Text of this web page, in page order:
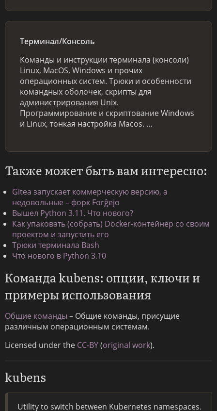
Терминал/Консоль
Команды и инструкции терминала (консоли)
Linux, MacOS, Windows и прочих
операционных систем. Трюки и особенности
командных оболочек, скрипты для
администрирования Unix.
Программирование и скриптование Windows
и Linux, тонкая настройка Macos. …
Также может быть вам интересно:
Gitea запускает коммерческую версию, а
недовольные – форк Forĝejo
Вышел Python 3.11. Что нового?
Как упаковать (собрать) Docker-контейнер со своим
проектом и запустить его
Трюки терминала Bash
Что нового в Python 3.10
Команда kubens: опции, ключи и
примеры использования
Общие команды – Общие команды, присущие
различным операционным системам.
Licensed under the CC-BY(original work).
kubens
Utility to switch between Kubernetes namespaces.